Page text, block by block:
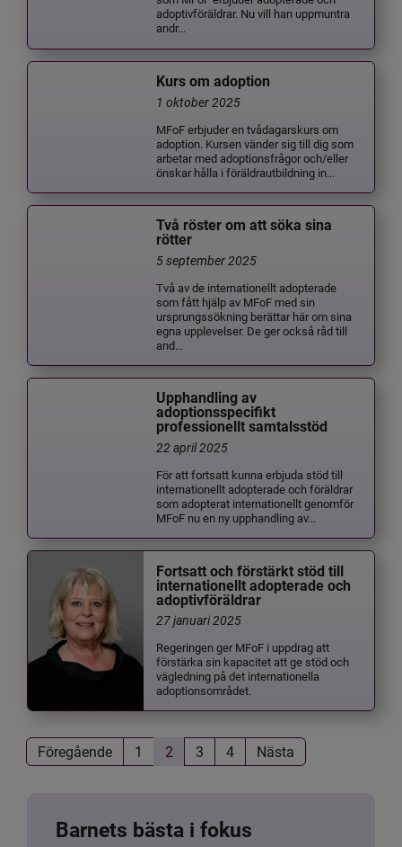
adoptivföräldrar. Nu vill han uppmuntra
andr...
Kurs om adoption
1 oktober 2025
MFoF erbjuder en tvådagarskurs om
adoption. Kursen vänder sig till dig som
arbetar med adoptionsfrågor och/eller
önskar hålla i föräldrautbildning in...
Två röster om att söka sina
rötter
5 september 2025
Två av de internationellt adopterade
som fått hjälp av MFoF med sin
ursprungssökning berättar här om sina
egna upplevelser. De ger också råd till
and...
Upphandling av
adoptionsspecifikt
professionellt samtalsstöd
22 april 2025
För att fortsatt kunna erbjuda stöd till
internationellt adopterade och föräldrar
som adopterat internationellt genomför
MFoF nu en ny upphandling av...
Fortsatt och förstärkt stöd till
internationellt adopterade och
adoptivföräldrar
27 januari 2025
Regeringen ger MFoF i uppdrag att
förstärka sin kapacitet att ge stöd och
vägledning på det internationella
adoptionsområdet.
Föregående 1 2 3 4 Nästa
Barnets bästa i fokus